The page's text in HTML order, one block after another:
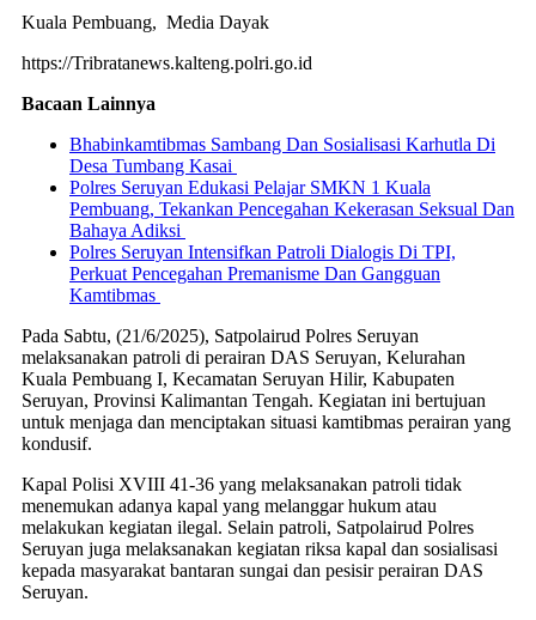
Kuala Pembuang, Media Dayak
https://Tribratanews.kalteng.polri.go.id
Bacaan Lainnya
Bhabinkamtibmas Sambang Dan Sosialisasi Karhutla Di
Desa Tumbang Kasai
Polres Seruyan Edukasi Pelajar SMKN 1 Kuala
Pembuang, Tekankan Pencegahan Kekerasan Seksual Dan
Bahaya Adiksi
Polres Seruyan Intensifkan Patroli Dialogis Di TPI,
Perkuat Pencegahan Premanisme Dan Gangguan
Kamtibmas
Pada Sabtu, (21/6/2025), Satpolairud Polres Seruyan
melaksanakan patroli di perairan DAS Seruyan, Kelurahan
Kuala Pembuang I, Kecamatan Seruyan Hilir, Kabupaten
Seruyan, Provinsi Kalimantan Tengah. Kegiatan ini bertujuan
untuk menjaga dan menciptakan situasi kamtibmas perairan yang
kondusif.
Kapal Polisi XVIII 41-36 yang melaksanakan patroli tidak
menemukan adanya kapal yang melanggar hukum atau
melakukan kegiatan ilegal. Selain patroli, Satpolairud Polres
Seruyan juga melaksanakan kegiatan riksa kapal dan sosialisasi
kepada masyarakat bantaran sungai dan pesisir perairan DAS
Seruyan.